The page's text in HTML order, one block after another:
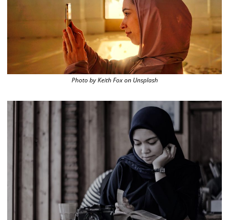
Photo by Keith Fox on Unsplash